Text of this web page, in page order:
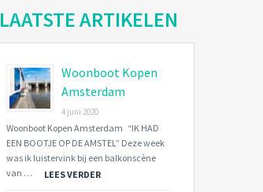
Connect with:
Forgot
password? SIGN IN
Remember me
LAATSTE ARTIKELEN
Woonboot Kopen
Amsterdam
4 juni 2020
Woonboot Kopen Amsterdam “IK HAD
EEN BOOTJE OP DE AMSTEL” Deze week
was ik luistervink bij een balkonscène
van …
LEES VERDER